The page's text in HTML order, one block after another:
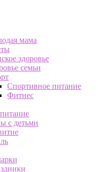
мама
здоровье
семьи
Спортивное питание
Фитнес
с детьми